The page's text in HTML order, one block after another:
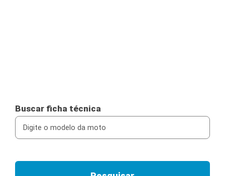
Buscar ficha técnica